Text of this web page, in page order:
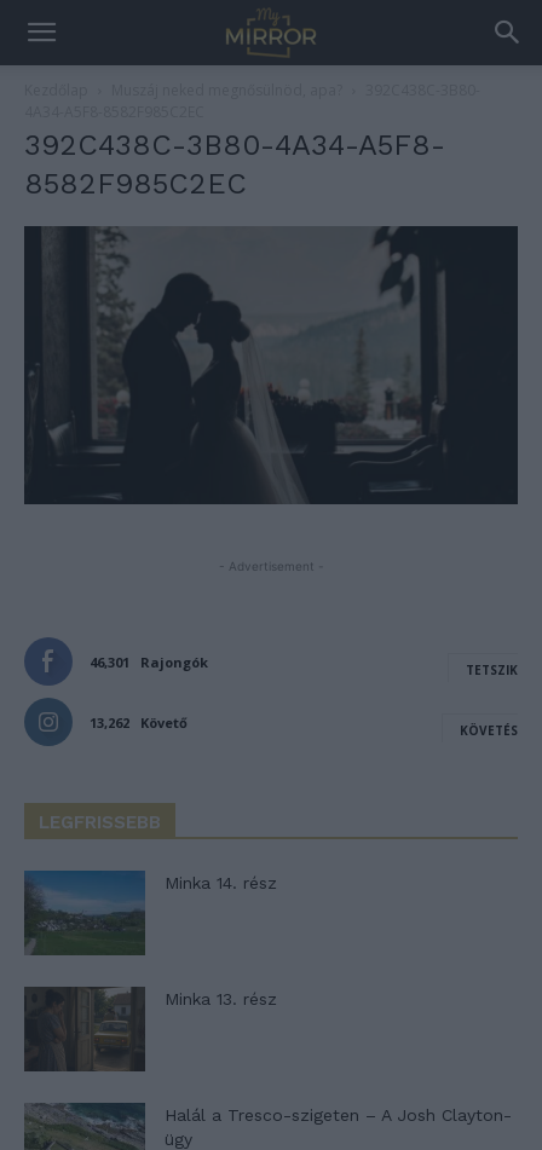
392C438C-3B80-4A34-A5F8-
8582F985C2EC
- Advertisement -
46,301 Rajongók TETSZIK
13,262 Követő KÖVETÉS
LEGFRISSEBB
Minka 14. rész
Minka 13. rész
Halál a Tresco-szigeten – A Josh Clayton-
ügy